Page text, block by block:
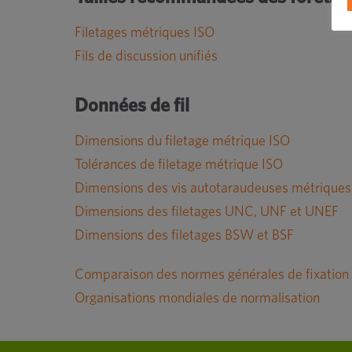
Filetages métriques ISO
Fils de discussion unifiés
Données de fil
Dimensions du filetage métrique ISO
Tolérances de filetage métrique ISO
Dimensions des vis autotaraudeuses métriques
Dimensions des filetages UNC, UNF et UNEF
Dimensions des filetages BSW et BSF
Comparaison des normes générales de fixation
Organisations mondiales de normalisation